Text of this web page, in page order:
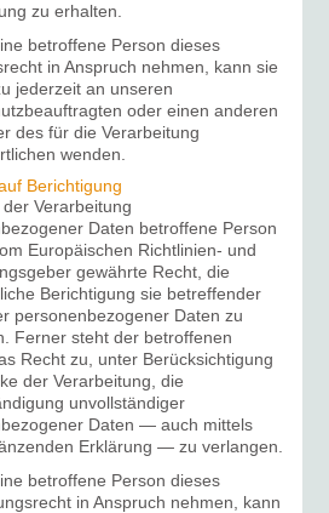
zu erhalten.
betroffene Person dieses
in Anspruch nehmen, kann sie
jederzeit an unseren
oder einen anderen
des für die Verarbeitung
wenden.
Berichtigung
Verarbeitung
Daten betroffene Person
Europäischen Richtlinien- und
gewährte Recht, die
Berichtigung sie betreffender
personenbezogener Daten zu
Ferner steht der betroffenen
Recht zu, unter Berücksichtigung
der Verarbeitung, die
unvollständiger
Daten — auch mittels
Erklärung — zu verlangen.
betroffene Person dieses
in Anspruch nehmen, kann